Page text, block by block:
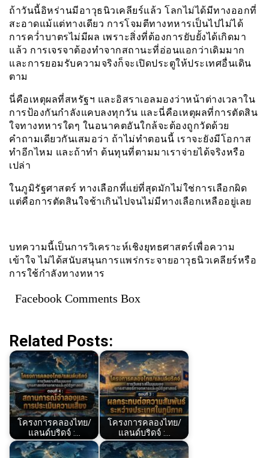
ถ้าวันนี้อิหร่านมีอาวุธนิวเคลียร์แล้ว โลกไม่ได้มีทางออกที่
สะอาดแม้แต่ทางเดียว การโจมตีทางทหารเป็นไปไม่ได้
การคว่ำบาตรไม่มีผล เพราะสิ่งที่ต้องการยับยั้งได้เกิดมา
แล้ว การเจรจาต้องทำจากสถานะที่อ่อนแอกว่าเดิมมาก
และการยอมรับความจริงก็จะเปิดประตูให้ประเทศอื่นเดิน
ตาม
นี่คือเหตุผลที่สหรัฐฯ และอิสราเอลมองว่าหน้าต่างเวลาใน
การป้องกันกำลังแคบลงทุกวัน และนี่คือเหตุผลที่การตัดสิน
ใจทางทหารใดๆ ในอนาคตอันใกล้จะต้องถูกวัดด้วย
คำถามเดียวกันเสมอว่า ถ้าไม่ทำตอนนี้ เราจะยังมีโอกาส
ทำอีกไหม และถ้าทำ ต้นทุนที่ตามมาเราจ่ายได้จริงหรือ
เปล่า
ในภูมิรัฐศาสตร์ ทางเลือกที่แย่ที่สุดมักไม่ใช่การเลือกผิด
แต่คือการตัดสินใจช้าเกินไปจนไม่มีทางเลือกเหลืออยู่เลย
บทความนี้เป็นการวิเคราะห์เชิงยุทธศาสตร์เพื่อความ
เข้าใจ ไม่ได้สนับสนุนการแพร่กระจายอาวุธนิวเคลียร์หรือ
การใช้กำลังทางทหาร
Facebook Comments Box
Related Posts:
โครงการคลองไทย/
แลนด์บริดจ์ :…
โครงการคลองไทย/
แลนด์บริดจ์ :…